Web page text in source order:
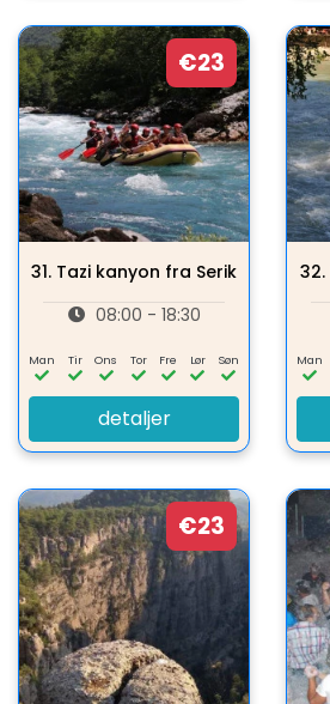
€23
31. Tazi kanyon fra Serik
08:00 - 18:30
Man Tir Ons Tor Fre Lør Søn
detaljer
32.
Man
€23